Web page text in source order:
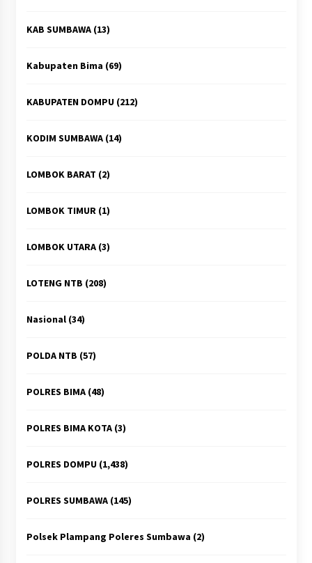
KAB SUMBAWA(13)
Kabupaten Bima (69)
KABUPATEN DOMPU(212)
KODIM SUMBAWA(14)
LOMBOK BARAT (2)
LOMBOK TIMUR(1)
LOMBOK UTARA(3)
LOTENG NTB (208)
Nasional(34)
POLDA NTB (57)
POLRES BIMA(48)
POLRES BIMA KOTA(3)
POLRES DOMPU(1,438)
POLRES SUMBAWA(145)
Polsek Plampang Poleres Sumbawa (2)